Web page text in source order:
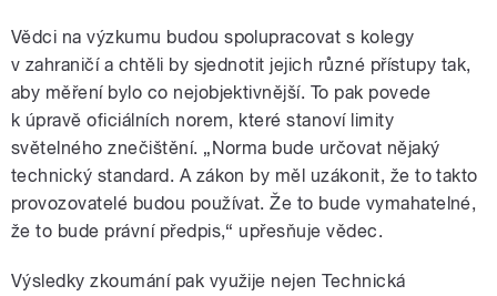
Vědci na výzkumu budou spolupracovat s kolegy
v zahraničí a chtěli by sjednotit jejich různé přístupy tak,
aby měření bylo co nejobjektivnější. To pak povede
k úpravě oficiálních norem, které stanoví limity
světelného znečištění. „Norma bude určovat nějaký
technický standard. A zákon by měl uzákonit, že to takto
provozovatelé budou používat. Že to bude vymahatelné,
že to bude právní předpis,“ upřesňuje vědec.
Výsledky zkoumání pak využije nejen Technická